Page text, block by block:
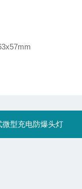
微型充电防爆头灯